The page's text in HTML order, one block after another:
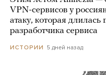
VPN-сервисов у
атаку, которая
разработчика сервиса
ИСТОРИИ 5 дней назад